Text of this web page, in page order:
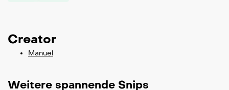
Creator
Manuel
Weitere spannende Snips